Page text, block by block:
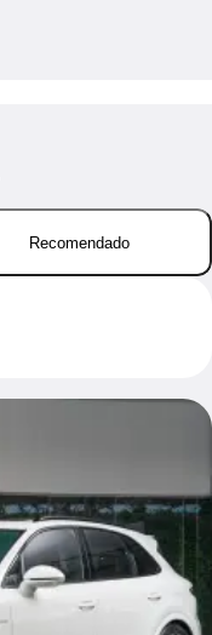
Recomendado